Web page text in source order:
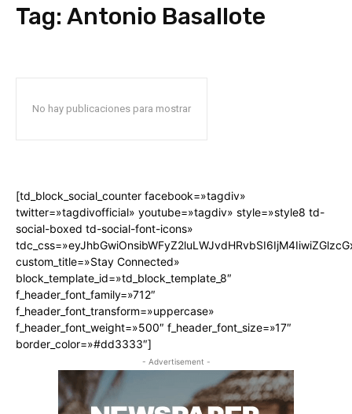
Tag: Antonio Basallote
No hay publicaciones para mostrar
[td_block_social_counter facebook=»tagdiv»
twitter=»tagdivofficial» youtube=»tagdiv» style=»style8 td-
social-boxed td-social-font-icons»
custom_title=»Stay Connected»
block_template_id=»td_block_template_8″
f_header_font_family=»712″
f_header_font_transform=»uppercase»
f_header_font_weight=»500″ f_header_font_size=»17″
border_color=»#dd3333″]
- Advertisement -